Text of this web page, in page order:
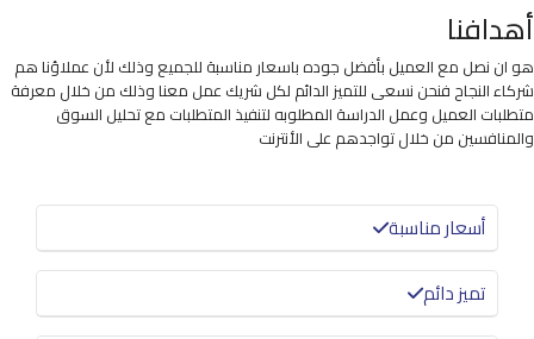
أهدافنا
هو ان نصل مع العميل بأفضل جوده باسعار مناسبة للجميع وذلك لأن عملاؤنا هم
شركاء النجاح فنحن نسعى للتميز الدائم لكل شريك عمل معنا وذلك من خلال معرفة
متطلبات العميل وعمل الدراسة المطلوبه لتنفيذ المتطلبات مع تحليل السوق
والمنافسين من خلال تواجدهم على الأنترنت
أسعار مناسبة
تميز دائم